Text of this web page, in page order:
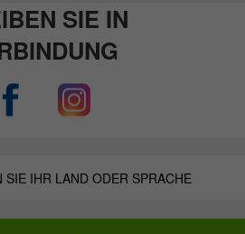
SIE IN
SIE IHR LAND ODER SPRACHE